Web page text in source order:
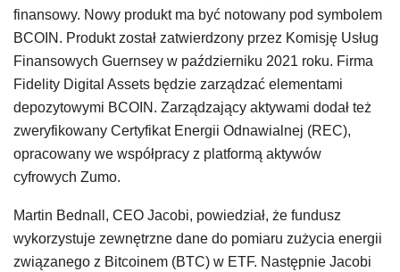
finansowy. Nowy produkt ma być notowany pod symbolem
BCOIN. Produkt został zatwierdzony przez Komisję Usług
Finansowych Guernsey w październiku 2021 roku. Firma
Fidelity Digital Assets będzie zarządzać elementami
depozytowymi BCOIN. Zarządzający aktywami dodał też
zweryfikowany Certyfikat Energii Odnawialnej (REC),
opracowany we współpracy z platformą aktywów
cyfrowych Zumo.
Martin Bednall, CEO Jacobi, powiedział, że fundusz
wykorzystuje zewnętrzne dane do pomiaru zużycia energii
związanego z Bitcoinem (BTC) w ETF. Następnie Jacobi